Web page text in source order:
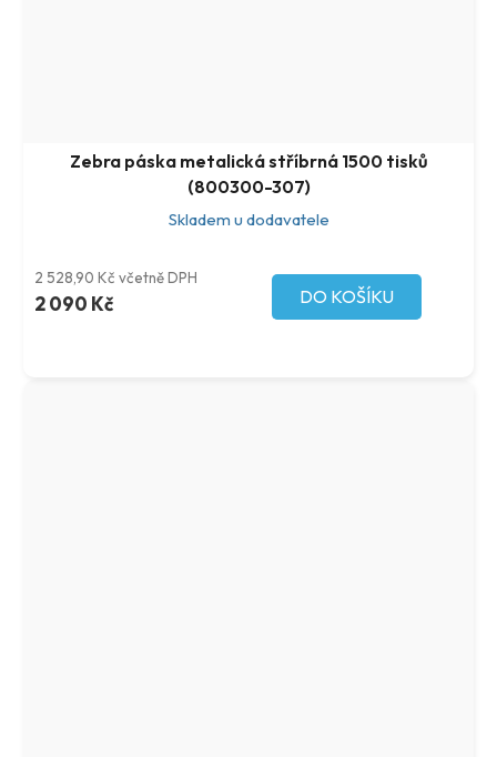
Zebra páska metalická stříbrná 1500 tisků
(800300-307)
Skladem u dodavatele
2 528,90 Kč včetně DPH
2 090 Kč DO KOŠÍKU